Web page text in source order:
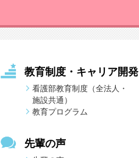
教育制度・キャリア開発
看護部教育制度（全法人・
施設共通）
教育プログラム
先輩の声